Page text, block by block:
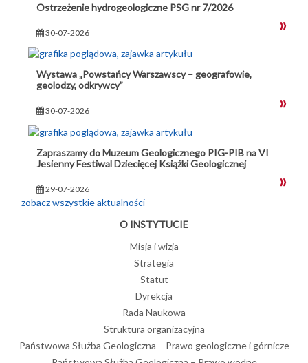
Ostrzeżenie hydrogeologiczne PSG nr 7/2026
30-07-2026
Wystawa „Powstańcy Warszawscy – geografowie,
geolodzy, odkrywcy”
30-07-2026
Zapraszamy do Muzeum Geologicznego PIG-PIB na VI
Jesienny Festiwal Dziecięcej Książki Geologicznej
29-07-2026
zobacz wszystkie aktualności
O INSTYTUCIE
Misja i wizja
Strategia
Statut
Dyrekcja
Rada Naukowa
Struktura organizacyjna
Państwowa Służba Geologiczna – Prawo geologiczne i górnicze